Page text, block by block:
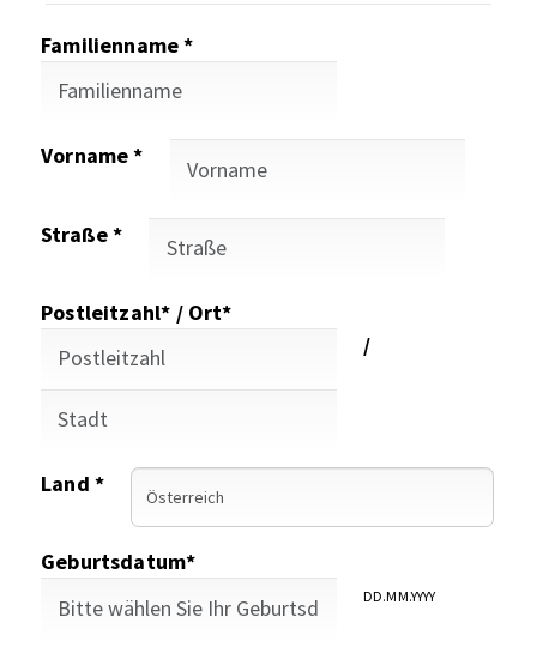
Familienname *
Vorname *
Straße *
Postleitzahl* / Ort*
/
Land *
Geburtsdatum*
DD.MM.YYYY